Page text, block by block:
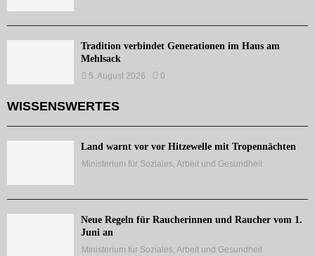
Tradition verbindet Generationen im Haus am
Mehlsack
5. August 2026 0
WISSENSWERTES
Land warnt vor vor Hitzewelle mit Tropennächten
Ministerium für Soziales, Arbeit und Gesundheit
Neue Regeln für Raucherinnen und Raucher vom 1.
Juni an
Ministerium für Soziales, Arbeit und Gesundheit